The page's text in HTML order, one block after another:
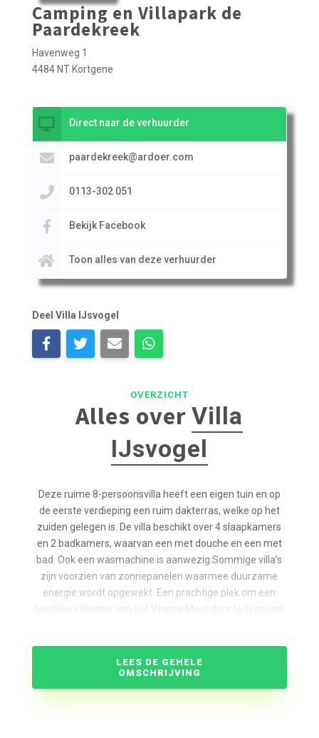
Camping en Villapark de
Paardekreek
Havenweg 1
4484 NT Kortgene
Direct naar de verhuurder
paardekreek@ardoer.com
0113-302 051
Bekijk Facebook
Toon alles van deze verhuurder
Deel Villa IJsvogel
OVERZICHT
Alles overVilla
IJsvogel
Deze ruime 8-persoonsvilla heeft een eigen tuin en op
de eerste verdieping een ruim dakterras, welke op het
zuiden gelegen is. De villa beschikt over 4 slaapkamers
en 2 badkamers, waarvan een met douche en een met
bad. Ook een wasmachine is aanwezig.Sommige villa’s
zijn voorzien van zonnepanelen waarmee duurzame
energie wordt opgewekt. Een prachtige plek om een
heerlijke vakantie aan het Veerse Meer door te brengen.
LEES DE GEHELE
OMSCHRIJVING